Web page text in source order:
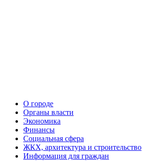
О городе
Органы власти
Экономика
Финансы
Социальная сфера
ЖКХ, архитектура и строительство
Информация для граждан